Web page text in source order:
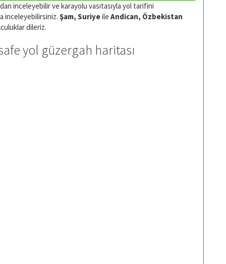
inceleyebilir ve karayolu vasıtasıyla yol tarifini
inceleyebilirsiniz. Şam, Suriyeile Andican, Özbekistan
dileriz.
yol güzergah haritası